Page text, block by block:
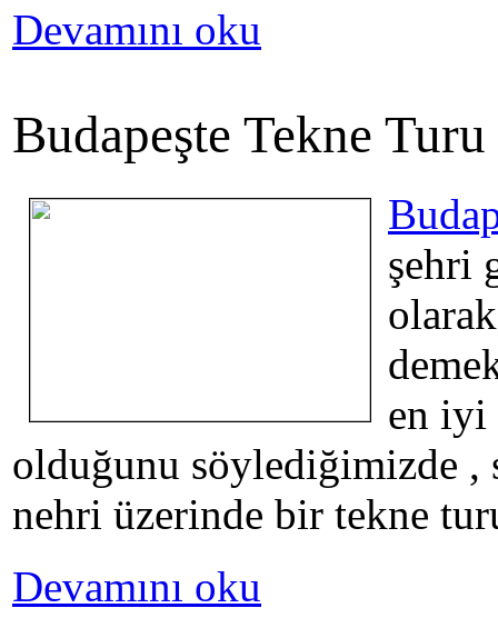
Devamını oku
Budapeşte Tekne Turu
şehri
en iyi
olduğunu söylediğimizde ,
nehri üzerinde bir tekne
Devamını oku